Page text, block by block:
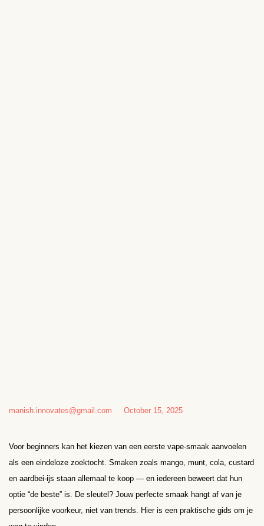
manish.innovates@gmail.com October 15, 2025
Voor beginners kan het kiezen van een eerste vape-smaak aanvoelen
als een eindeloze zoektocht. Smaken zoals mango, munt, cola, custard
en aardbei-ijs staan allemaal te koop — en iedereen beweert dat hun
optie “de beste” is. De sleutel? Jouw perfecte smaak hangt af van je
persoonlijke voorkeur, niet van trends. Hier is een praktische gids om je